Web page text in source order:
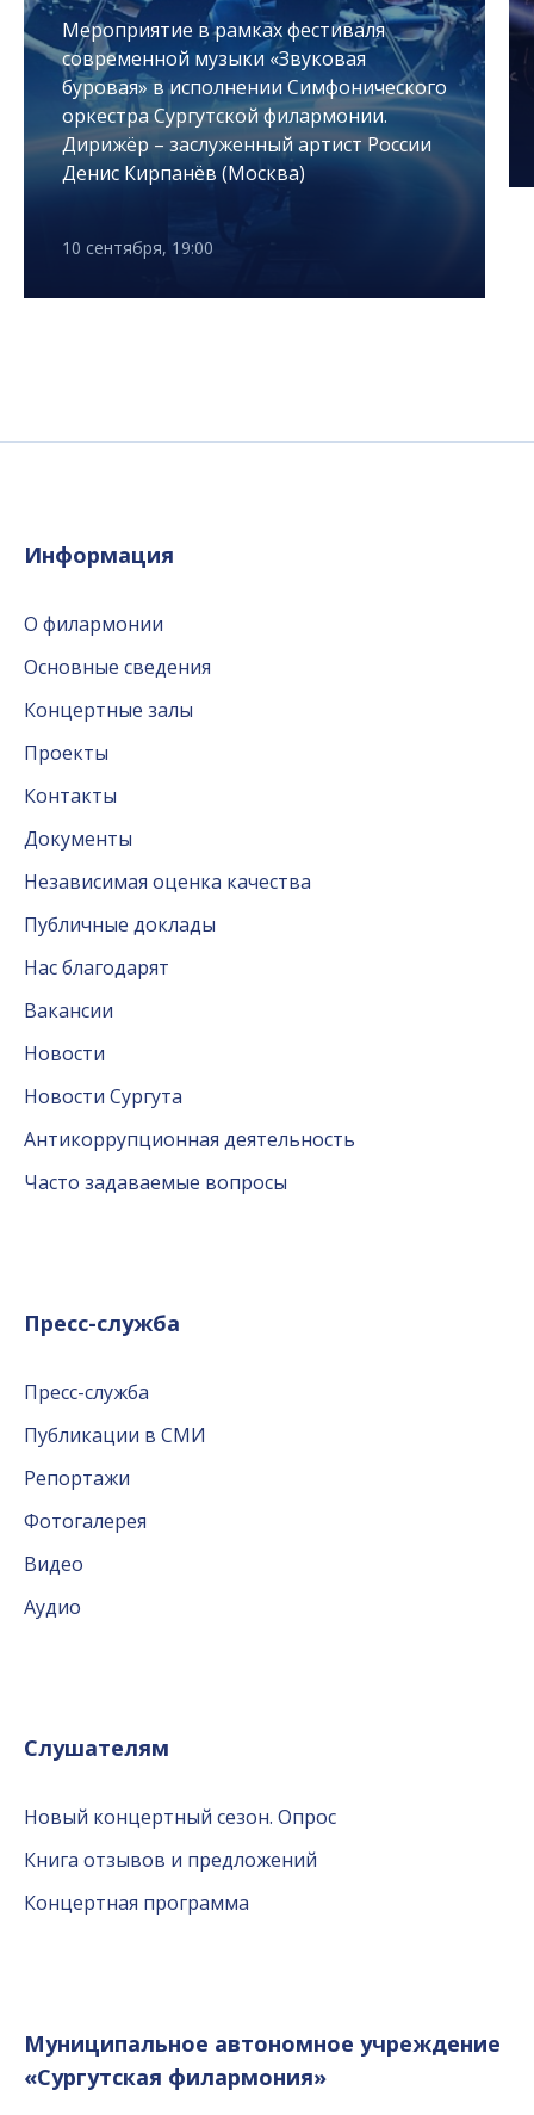
Мероприятие в рамках фестиваля
современной музыки «Звуковая
буровая» в исполнении Симфонического
оркестра Сургутской филармонии.
Дирижёр – заслуженный артист России
Денис Кирпанёв (Москва)
10 сентября, 19:00
Информация
О филармонии
Основные сведения
Концертные залы
Проекты
Контакты
Документы
Независимая оценка качества
Публичные доклады
Нас благодарят
Вакансии
Новости
Новости Сургута
Антикоррупционная деятельность
Часто задаваемые вопросы
Пресс-служба
Пресс-служба
Публикации в СМИ
Репортажи
Фотогалерея
Видео
Аудио
Слушателям
Новый концертный сезон. Опрос
Книга отзывов и предложений
Концертная программа
Муниципальное автономное учреждение
«Сургутская филармония»